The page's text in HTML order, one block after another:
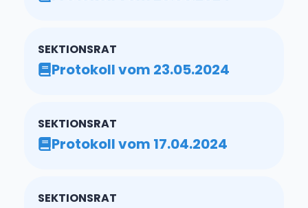
SEKTIONSRAT
Protokoll vom 23.05.2024
SEKTIONSRAT
Protokoll vom 17.04.2024
SEKTIONSRAT